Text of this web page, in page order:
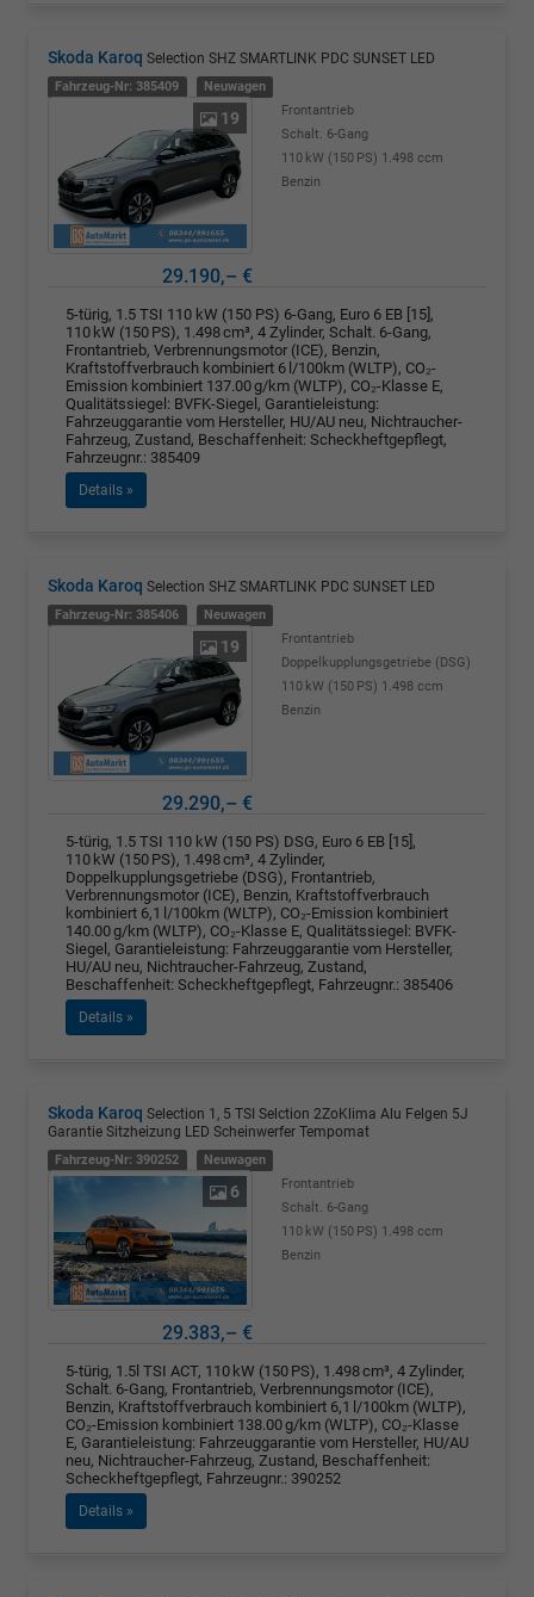
Skoda Karoq Selection SHZ SMARTLINK PDC SUNSET LED
Fahrzeug-Nr: 385409 Neuwagen
19
Frontantrieb
Schalt. 6-Gang
110 kW (150 PS) 1.498 ccm
Benzin
29.190,– €
5-türig, 1.5 TSI 110 kW (150 PS) 6-Gang, Euro 6 EB [15],
110 kW (150 PS), 1.498 cm³, 4 Zylinder, Schalt. 6-Gang,
Frontantrieb, Verbrennungsmotor (ICE), Benzin,
Kraftstoffverbrauch kombiniert 6 l/100km (WLTP), CO₂-
Emission kombiniert 137.00 g/km (WLTP), CO₂-Klasse E,
Qualitätssiegel: BVFK-Siegel, Garantieleistung:
Fahrzeuggarantie vom Hersteller, HU/AU neu, Nichtraucher-
Fahrzeug, Zustand, Beschaffenheit: Scheckheftgepflegt,
Fahrzeugnr.: 385409
Details »
Skoda Karoq Selection SHZ SMARTLINK PDC SUNSET LED
Fahrzeug-Nr: 385406 Neuwagen
19
Frontantrieb
Doppelkupplungsgetriebe (DSG)
110 kW (150 PS) 1.498 ccm
Benzin
29.290,– €
5-türig, 1.5 TSI 110 kW (150 PS) DSG, Euro 6 EB [15],
110 kW (150 PS), 1.498 cm³, 4 Zylinder,
Doppelkupplungsgetriebe (DSG), Frontantrieb,
Verbrennungsmotor (ICE), Benzin, Kraftstoffverbrauch
kombiniert 6,1 l/100km (WLTP), CO₂-Emission kombiniert
140.00 g/km (WLTP), CO₂-Klasse E, Qualitätssiegel: BVFK-
Siegel, Garantieleistung: Fahrzeuggarantie vom Hersteller,
HU/AU neu, Nichtraucher-Fahrzeug, Zustand,
Beschaffenheit: Scheckheftgepflegt, Fahrzeugnr.: 385406
Details »
Skoda Karoq Selection 1, 5 TSI Selction 2ZoKlima Alu Felgen 5J
Garantie Sitzheizung LED Scheinwerfer Tempomat
Fahrzeug-Nr: 390252 Neuwagen
6
Frontantrieb
Schalt. 6-Gang
110 kW (150 PS) 1.498 ccm
Benzin
29.383,– €
5-türig, 1.5l TSI ACT, 110 kW (150 PS), 1.498 cm³, 4 Zylinder,
Schalt. 6-Gang, Frontantrieb, Verbrennungsmotor (ICE),
Benzin, Kraftstoffverbrauch kombiniert 6,1 l/100km (WLTP),
CO₂-Emission kombiniert 138.00 g/km (WLTP), CO₂-Klasse
E, Garantieleistung: Fahrzeuggarantie vom Hersteller, HU/AU
neu, Nichtraucher-Fahrzeug, Zustand, Beschaffenheit:
Scheckheftgepflegt, Fahrzeugnr.: 390252
Details »